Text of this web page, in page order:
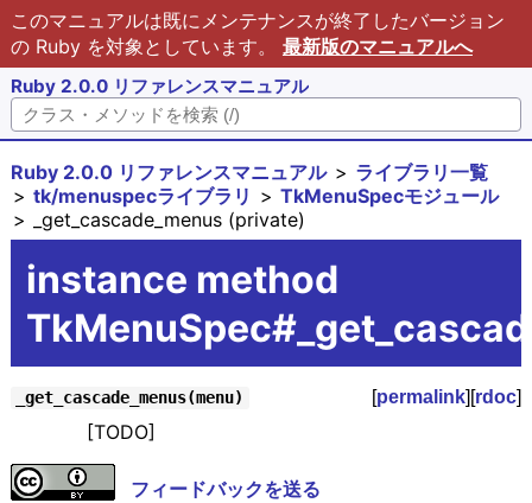
このマニュアルは既にメンテナンスが終了したバージョン
の Ruby を対象としています。 最新版のマニュアルへ
Ruby 2.0.0 リファレンスマニュアル
Ruby 2.0.0 リファレンスマニュアル
ライブラリ一覧
tk/menuspecライブラリ
TkMenuSpecモジュール
_get_cascade_menus (private)
instance method
_get_cascade_menus(menu) [permalink][rdoc]
[TODO]
フィードバックを送る